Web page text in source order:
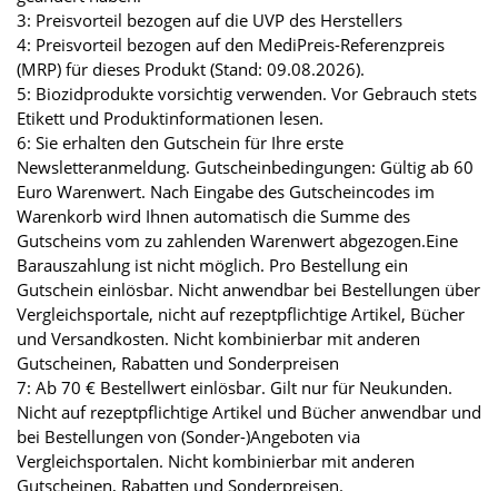
3: Preisvorteil bezogen auf die UVP des Herstellers
4: Preisvorteil bezogen auf den MediPreis-Referenzpreis
(MRP) für dieses Produkt (Stand: 09.08.2026).
5: Biozidprodukte vorsichtig verwenden. Vor Gebrauch stets
Etikett und Produktinformationen lesen.
6: Sie erhalten den Gutschein für Ihre erste
Newsletteranmeldung. Gutscheinbedingungen: Gültig ab 60
Euro Warenwert. Nach Eingabe des Gutscheincodes im
Warenkorb wird Ihnen automatisch die Summe des
Gutscheins vom zu zahlenden Warenwert abgezogen.Eine
Barauszahlung ist nicht möglich. Pro Bestellung ein
Gutschein einlösbar. Nicht anwendbar bei Bestellungen über
Vergleichsportale, nicht auf rezeptpflichtige Artikel, Bücher
und Versandkosten. Nicht kombinierbar mit anderen
Gutscheinen, Rabatten und Sonderpreisen
7: Ab 70 € Bestellwert einlösbar. Gilt nur für Neukunden.
Nicht auf rezeptpflichtige Artikel und Bücher anwendbar und
bei Bestellungen von (Sonder-)Angeboten via
Vergleichsportalen. Nicht kombinierbar mit anderen
Gutscheinen, Rabatten und Sonderpreisen.